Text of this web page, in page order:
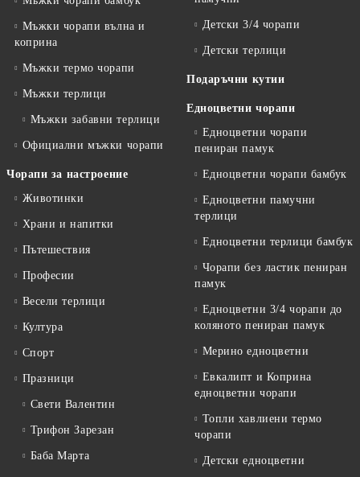
Мъжки чорапи вълна и
коприна
Мъжки термо чорапи
Мъжки терлици
Мъжки забавни терлици
Официални мъжки чорапи
Чорапи за настроение
Животинки
Храни и напитки
Пътешествия
Професии
Весели терлици
Култура
Спорт
Празници
Свети Валентин
Трифон Зарезан
Баба Марта
Детски 3/4 чорапи
Детски терлици
Подаръчни кутии
Едноцветни чорапи
Едноцветни чорапи
пениран памук
Едноцветни чорапи бамбук
Едноцветни памучни
терлици
Едноцветни терлици бамбук
Чорапи без ластик пениран
памук
Едноцветни 3/4 чорапи до
коляното пениран памук
Мерино едноцветни
Евкалипт и Коприна
едноцветни чорапи
Топли хавлиени термо
чорапи
Детски едноцветни